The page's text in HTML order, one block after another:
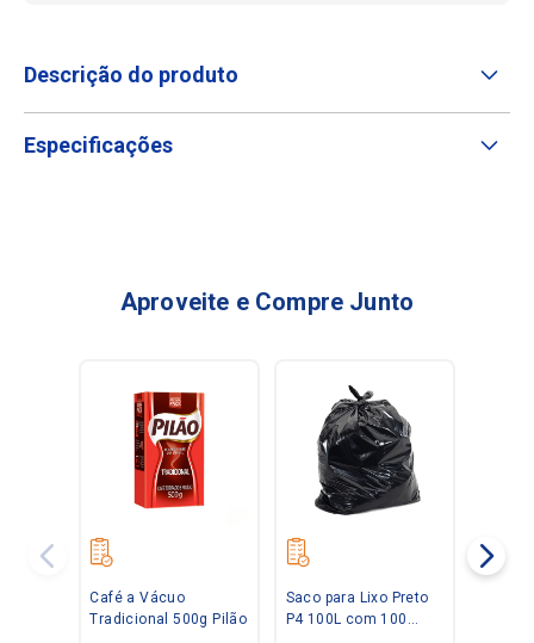
Descrição do produto
Especificações
Aproveite e Compre Junto
Café a Vácuo
Tradicional 500g Pilão
Saco para Lixo Preto
P4 100L com 100